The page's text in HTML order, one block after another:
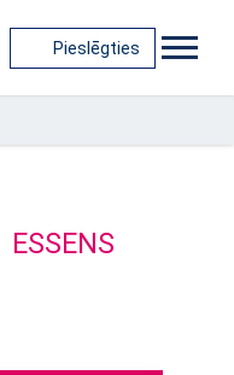
Pieslēgties
ESSENS